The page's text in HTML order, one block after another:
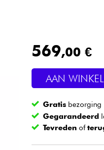
Deutschland
Live Sound
Blaasinstrument
Kabels &
569,00 €
AAN
Gratis bezorging
Gegarandeerd
Tevreden of